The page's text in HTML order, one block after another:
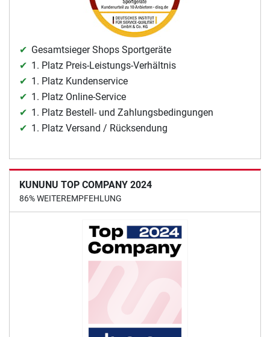
Gesamtsieger Shops Sportgeräte
1. Platz Preis-Leistungs-Verhältnis
1. Platz Kundenservice
1. Platz Online-Service
1. Platz Bestell- und Zahlungsbedingungen
1. Platz Versand / Rücksendung
KUNUNU TOP COMPANY 2024
86% WEITEREMPFEHLUNG